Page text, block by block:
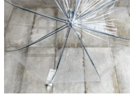
0
Carrito
No hay productos en el
Volver a la tienda